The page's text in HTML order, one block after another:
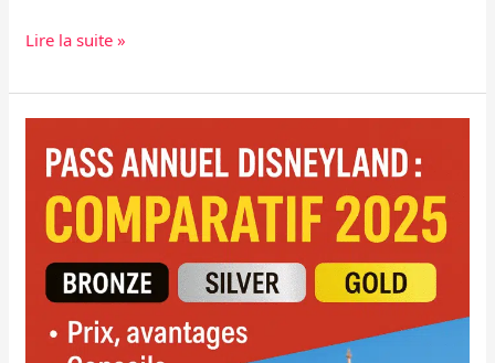
Lire la suite »
Pass
Disneyland
Paris
2025